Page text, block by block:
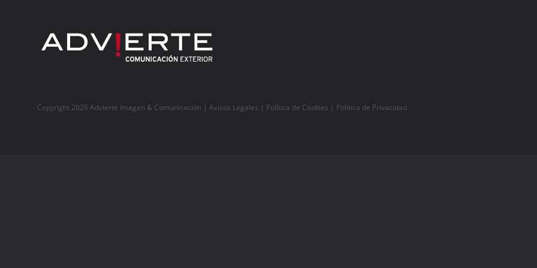
Copyright 2026 Advierte Imagen & Comunicación |Avisos Legales | Política de Cookies | Política de Privacidad